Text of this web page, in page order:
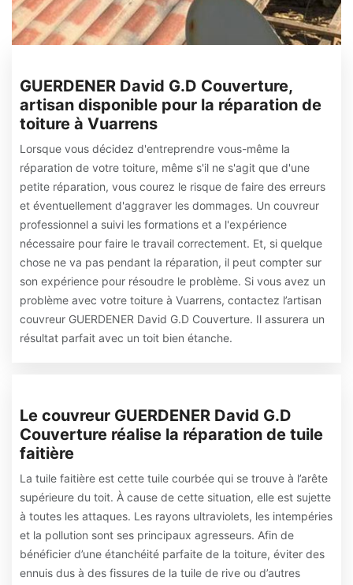
GUERDENER David G.D Couverture,
artisan disponible pour la réparation de
toiture à Vuarrens
Lorsque vous décidez d'entreprendre vous-même la
réparation de votre toiture, même s'il ne s'agit que d'une
petite réparation, vous courez le risque de faire des erreurs
et éventuellement d'aggraver les dommages. Un couvreur
professionnel a suivi les formations et a l'expérience
nécessaire pour faire le travail correctement. Et, si quelque
chose ne va pas pendant la réparation, il peut compter sur
son expérience pour résoudre le problème. Si vous avez un
problème avec votre toiture à Vuarrens, contactez l’artisan
couvreur GUERDENER David G.D Couverture. Il assurera un
résultat parfait avec un toit bien étanche.
Le couvreur GUERDENER David G.D
Couverture réalise la réparation de tuile
faitière
La tuile faitière est cette tuile courbée qui se trouve à l’arête
supérieure du toit. À cause de cette situation, elle est sujette
à toutes les attaques. Les rayons ultraviolets, les intempéries
et la pollution sont ses principaux agresseurs. Afin de
bénéficier d’une étanchéité parfaite de la toiture, éviter des
ennuis dus à des fissures de la tuile de rive ou d’autres